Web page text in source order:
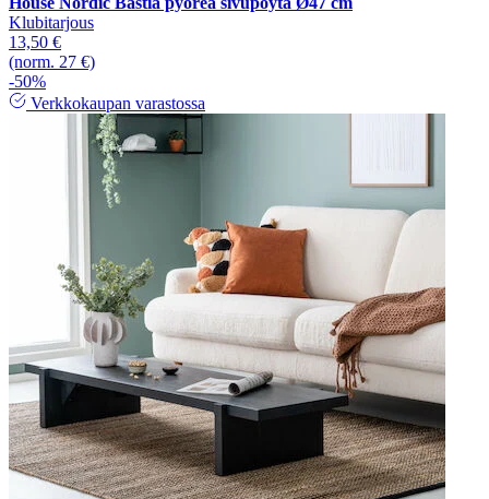
Klubitarjous
13,50 €
(norm. 27 €)
-50%
Verkkokaupan varastossa